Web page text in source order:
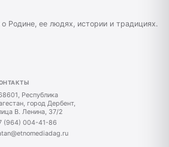
Родине, ее людях, истории и традициях.
Республика
город Дербент,
В. Ленина, 37/2
(964) 004-41-86